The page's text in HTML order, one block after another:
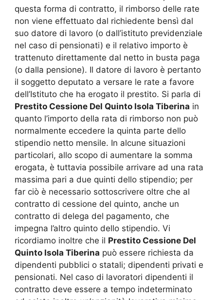
questa forma di contratto, il rimborso delle rate
non viene effettuato dal richiedente bensì dal
suo datore di lavoro (o dall’istituto previdenziale
nel caso di pensionati) e il relativo importo è
trattenuto direttamente dal netto in busta paga
(o dalla pensione). Il datore di lavoro è pertanto
il soggetto deputato a versare le rate a favore
dell’Istituto che ha erogato il prestito. Si parla di
Prestito Cessione Del Quinto Isola Tiberina in
quanto l’importo della rata di rimborso non può
normalmente eccedere la quinta parte dello
stipendio netto mensile. In alcune situazioni
particolari, allo scopo di aumentare la somma
erogata, è tuttavia possibile arrivare ad una rata
massima pari a due quinti dello stipendio; per
far ciò è necessario sottoscrivere oltre che al
contratto di cessione del quinto, anche un
contratto di delega del pagamento, che
impegna l’altro quinto dello stipendio. Vi
ricordiamo inoltre che il Prestito Cessione Del
Quinto Isola Tiberina può essere richiesta da
dipendenti pubblici o statali; dipendenti privati e
pensionati. Nel caso di lavoratori dipendenti il
contratto deve essere a tempo indeterminato